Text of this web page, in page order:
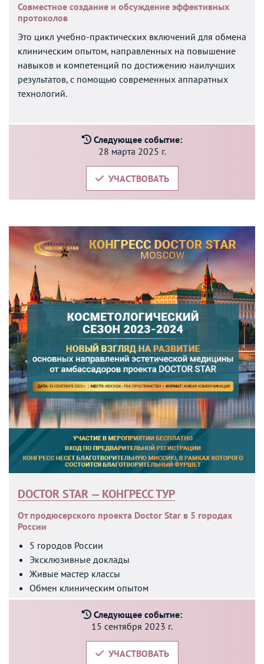
Совместное создание и обсуждение эффективных
протоколов
Это цикл учебно-практических включений для обмена
клиническим опытом, направленных на повышение
навыков и компетенций по достижению наилучших
результатов, с помощью современных аппаратных
технологий.
Следующее событие:
28 марта 2025 г.
УЧАСТВОВАТЬ
DOCTOR STAR — КОНГРЕСС ТУР
От продюсерского проекта Doctor Star в 5 городах
России
5 городов России
Эксклюзивные доклады
Живые мастер классы
Обмен клиническим опытом
Следующее событие:
15 сентября 2023 г.
УЧАСТВОВАТЬ